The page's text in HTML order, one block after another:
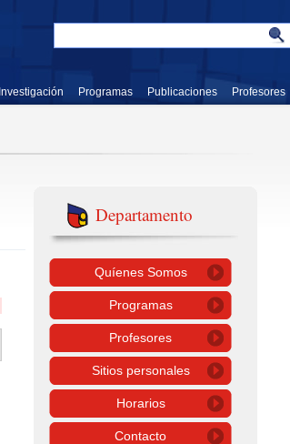
Investigación Programas Publicaciones Profesores
Departamento
Quíenes Somos
Programas
Profesores
Sitios personales
Horarios
Contacto